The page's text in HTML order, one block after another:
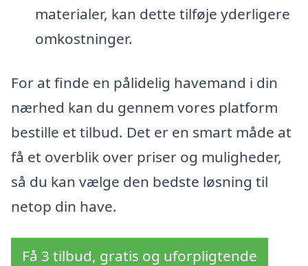
materialer, kan dette tilføje yderligere
omkostninger.
For at finde en pålidelig havemand i din
nærhed kan du gennem vores platform
bestille et tilbud. Det er en smart måde at
få et overblik over priser og muligheder,
så du kan vælge den bedste løsning til
netop din have.
Få 3 tilbud, gratis og uforpligtende